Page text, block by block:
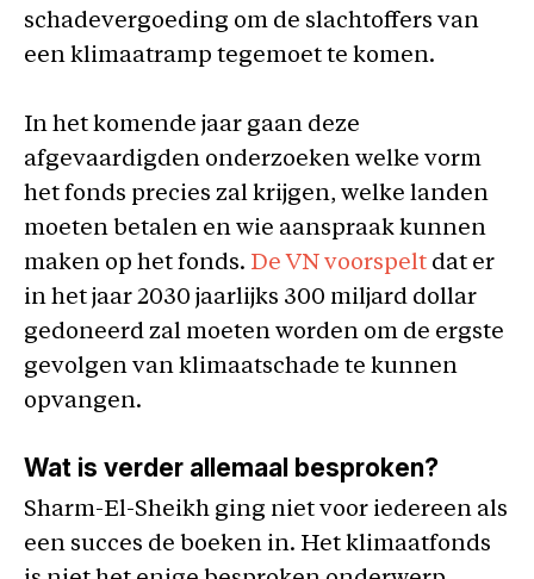
schadevergoeding om de slachtoffers van
een klimaatramp tegemoet te komen.
In het komende jaar gaan deze
afgevaardigden onderzoeken welke vorm
het fonds precies zal krijgen, welke landen
moeten betalen en wie aanspraak kunnen
maken op het fonds. De VN voorspelt dat er
in het jaar 2030 jaarlijks 300 miljard dollar
gedoneerd zal moeten worden om de ergste
gevolgen van klimaatschade te kunnen
opvangen.
Wat is verder allemaal besproken?
Sharm-El-Sheikh ging niet voor iedereen als
een succes de boeken in. Het klimaatfonds